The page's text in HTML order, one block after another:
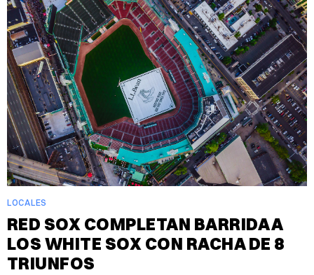
LOCALES
RED SOX COMPLETAN BARRIDA A
LOS WHITE SOX CON RACHA DE 8
TRIUNFOS